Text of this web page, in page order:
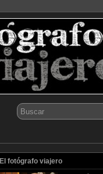
El fotógrafo viajero